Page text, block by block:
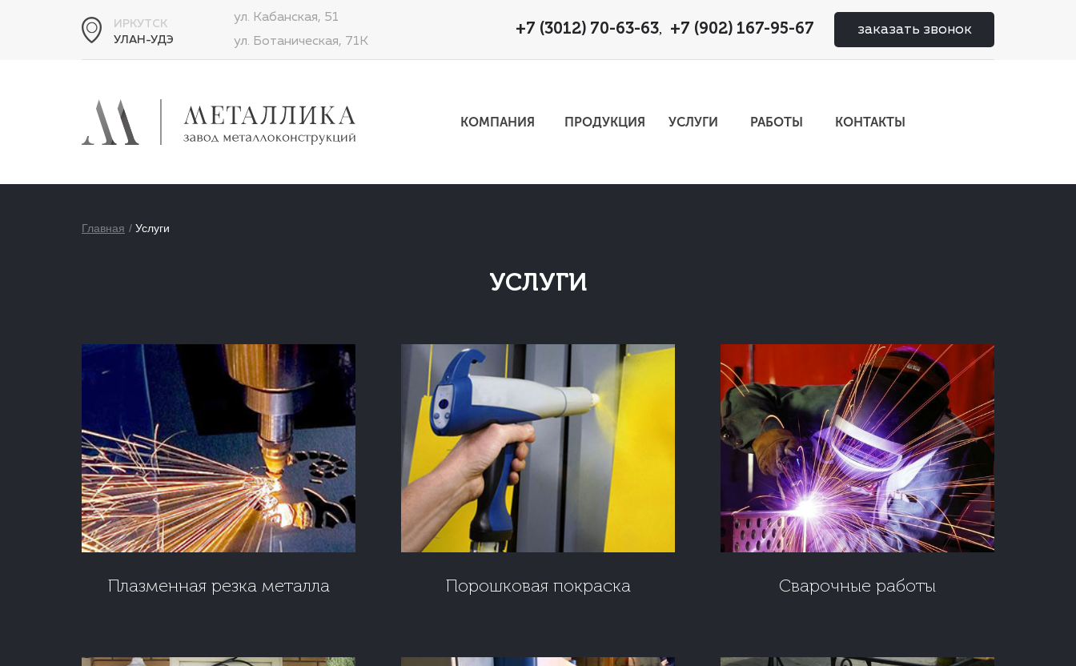
ИРКУТСК
УЛАН-УДЭ
ул. Кабанская, 51
ул. Ботаническая, 71К
+7 (3012) 70-63-63, +7 (902) 167-95-67 заказать звонок
КОМПАНИЯ ПРОДУКЦИЯ УСЛУГИ РАБОТЫ КОНТАКТЫ
Главная Услуги
УСЛУГИ
Плазменная резка металла Порошковая покраска Сварочные работы